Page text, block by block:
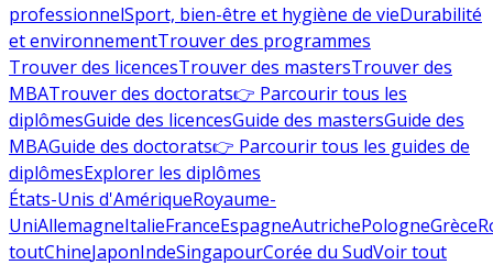
professionnelSport, bien-être et hygiène de vieDurabilité
et environnementTrouver des programmes
Trouver des licencesTrouver des mastersTrouver des
MBATrouver des doctorats👉 Parcourir tous les
diplômesGuide des licencesGuide des mastersGuide des
MBAGuide des doctorats👉 Parcourir tous les guides de
diplômesExplorer les diplômes
États-Unis d'AmériqueRoyaume-
UniAllemagneItalieFranceEspagneAutrichePologneGrèce
toutChineJaponIndeSingapourCorée du SudVoir tout